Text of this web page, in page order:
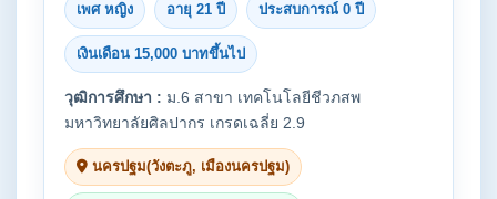
เพศ หญิง อายุ 21 ปี ประสบการณ์ 0 ปี
เงินเดือน 15,000 บาทขึ้นไป
วุฒิการศึกษา : ม.6 สาขา เทคโนโลยีชีวภสพ
มหาวิทยาลัยศิลปากร เกรดเฉลี่ย 2.9
นครปฐม(วังตะภู, เมืองนครปฐม)